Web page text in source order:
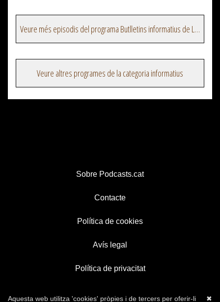
Veure més episodis del programa Butlletins informatius de La Xarxa
Veure altres programes de la categoria informatius
Sobre Podcasts.cat
Contacte
Política de cookies
Avís legal
Política de privacitat
✖
Aquesta web utilitza 'cookies' pròpies i de tercers per oferir-li